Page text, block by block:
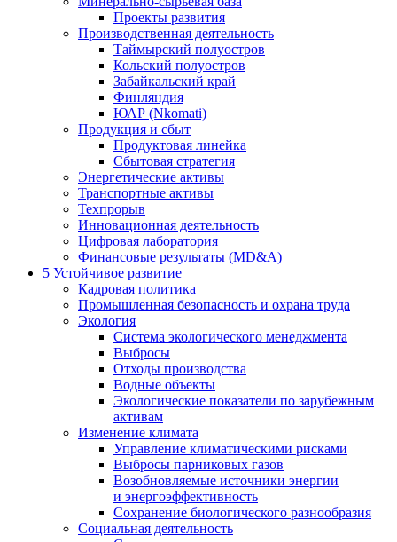
Проекты развития
Производственная деятельность
Таймырский полуостров
Кольский полуостров
Забайкальский край
Финляндия
ЮАР (Nkomati)
Продукция и сбыт
Продуктовая линейка
Сбытовая стратегия
Энергетические активы
Транспортные активы
Техпрорыв
Инновационная деятельность
Цифровая лаборатория
Финансовые результаты (MD&A)
5 Устойчивое развитие
Кадровая политика
Промышленная безопасность и охрана труда
Экология
Система экологического менеджмента
Выбросы
Отходы производства
Водные объекты
Экологические показатели по зарубежным
активам
Изменение климата
Управление климатическими рисками
Выбросы парниковых газов
Возобновляемые источники энергии
и энергоэффективность
Сохранение биологического разнообразия
Социальная деятельность